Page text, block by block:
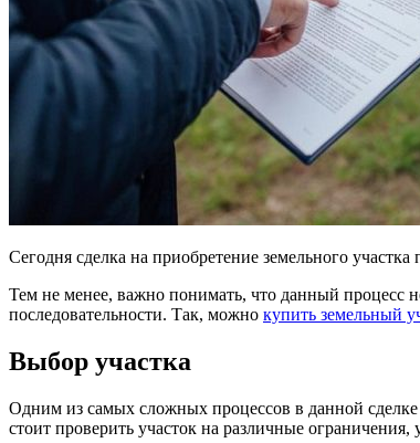
Сегодня сделка на приобретение земельного
Тем не менее, важно понимать, что данный процесс
последовательности. Так, можно купить земельный
Выбор участка
Одним из самых сложных процессов в данной сделке
стоит проверить участок на различные